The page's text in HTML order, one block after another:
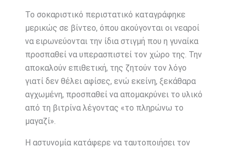
Το σοκαριστικό περιστατικό καταγράφηκε
μερικώς σε βίντεο, όπου ακούγονται οι νεαροί
να ειρωνεύονται την ίδια στιγμή που η γυναίκα
προσπαθεί να υπερασπιστεί τον χώρο της. Την
αποκαλούν επιθετική, της ζητούν τον λόγο
γιατί δεν θέλει αφίσες, ενώ εκείνη, ξεκάθαρα
αγχωμένη, προσπαθεί να απομακρύνει το υλικό
από τη βιτρίνα λέγοντας «το πληρώνω το
μαγαζί».
Η αστυνομία κατάφερε να ταυτοποιήσει τον